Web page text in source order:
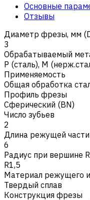
Основные
Отзывы
Диаметр фрезы, мм
3
Обрабатываемый
Р (сталь), M
Применяемость
Общая обработка
Профиль фрезы
Сферический (BN)
Число зубьев
2
Длина режущей
6
Радиус при вершине
R1,5
Материал режущего
Твердый сплав
Конструкция фрезы